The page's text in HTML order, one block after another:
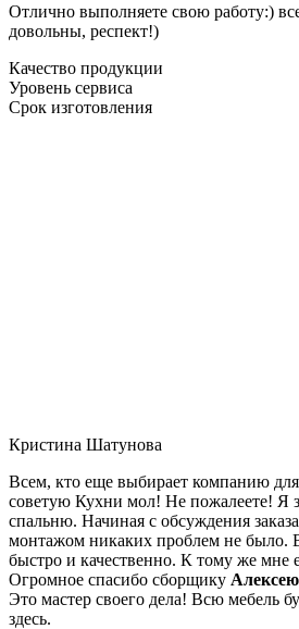
Отлично выполняете свою работу:)
довольны, респект!)
Качество продукции
Уровень сервиса
Срок изготовления
Кристина Шатунова
Всем, кто еще выбирает компанию
советую Кухни мол! Не пожалеете! Я
спальню. Начиная с обсуждения
монтажом никаких проблем не было.
быстро и качественно. К тому же мне
Огромное спасибо сборщику Алексею
Это мастер своего дела! Всю мебель
здесь.